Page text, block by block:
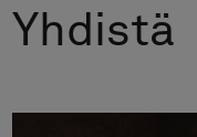
Yhdistä